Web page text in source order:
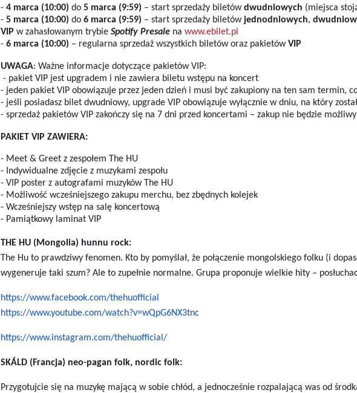
- 4 marca (10:00) do 5 marca (9:59) – start sprzedaży biletówdwudniowych (miejsca
- 5 marca (10:00) do 6 marca (9:59) – start sprzedaży biletówjednodniowych,
VIP w zahasłowanym trybie Spotify Presale na www.ebilet.pl
- 6 marca (10:00) – regularna sprzedaż wszystkich biletów oraz pakietówVIP
UWAGA: Ważne informacje dotyczące pakietów VIP:
- pakiet VIP jest upgradem i nie zawiera biletu wstępu na koncert
- jeden pakiet VIP obowiązuje przez jeden dzień i musi być zakupiony na ten sam termin,
- jeśli posiadasz bilet dwudniowy, upgrade VIP obowiązuje wyłącznie w dniu, na który
- sprzedaż pakietów VIP zakończy się na 7 dni przed koncertami – zakup nie będzie
PAKIET VIP ZAWIERA:
- Meet & Greet z zespołem The HU
- Indywidualne zdjęcie z muzykami zespołu
- VIP poster z autografami muzyków The HU
- Możliwość wcześniejszego zakupu merchu, bez zbędnych kolejek
- Wcześniejszy wstęp na salę koncertową
- Pamiątkowy laminat VIP
THE HU (Mongolia) hunnu rock:
The Hu to prawdziwy fenomen. Kto by pomyślał, że połączenie mongolskiego folku (i
wygeneruje taki szum? Ale to zupełnie normalne. Grupa proponuje wielkie hity –
https://www.facebook.com/thehuofficial
https://www.youtube.com/watch?v=wQpG6NX3tnc
https://www.instagram.com/thehuofficial/
SKÁLD (Francja) neo-pagan folk, nordic folk:
Przygotujcie się na muzykę mającą w sobie chłód, a jednocześnie rozpalającą was od